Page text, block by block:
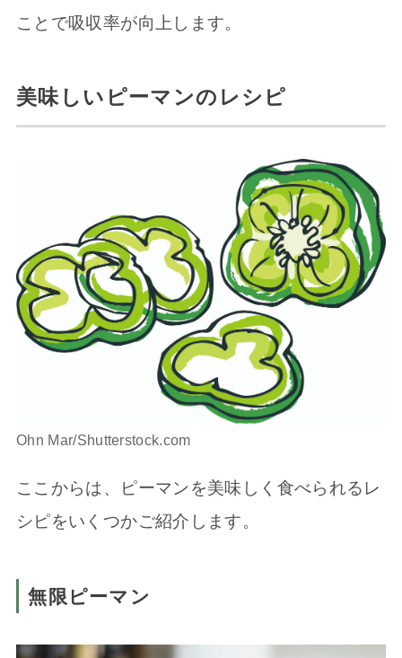
ことで吸収率が向上します。
美味しいピーマンのレシピ
Ohn Mar/Shutterstock.com
ここからは、ピーマンを美味しく食べられるレ
シピをいくつかご紹介します。
無限ピーマン